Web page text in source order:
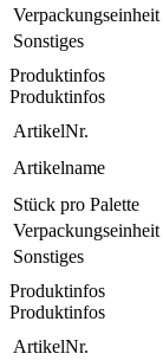
Verpackungseinheit
Sonstiges
Produktinfos
Produktinfos
ArtikelNr.
Artikelname
Stück pro Palette
Verpackungseinheit
Sonstiges
Produktinfos
Produktinfos
ArtikelNr.